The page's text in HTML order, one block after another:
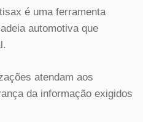
é uma ferramenta
automotiva que
atendam aos
da informação exigidos